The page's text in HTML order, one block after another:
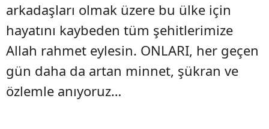
arkadaşları olmak üzere bu ülke için
hayatını kaybeden tüm şehitlerimize
Allah rahmet eylesin. ONLARI, her geçen
gün daha da artan minnet, şükran ve
özlemle anıyoruz…